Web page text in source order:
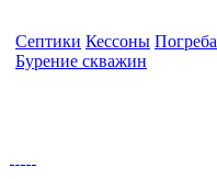
Септики Кессоны Погреба
Бурение скважин